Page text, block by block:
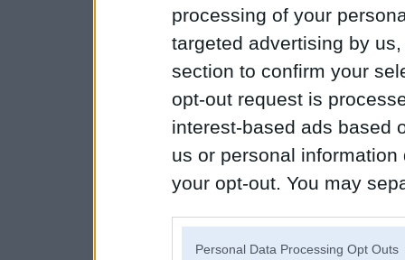
processing of your
targeted advertising by
section to confirm your
opt-out request is
interest-based ads based
us or personal
your opt-out. You may
Personal Data Processing Opt Outs